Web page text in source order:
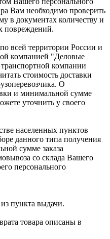
Вам необходимо проверить
в документах количеству и
повреждений.
всей территории России и
компанией "Деловые
компании
стоимость доставки
О
и минимальной сумме
уточнить у своего
населенных пунктов
данного типа получения
сумме заказа
со склада Вашего
персонального
пункта выдачи.
товара описаны в